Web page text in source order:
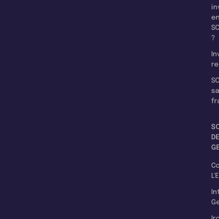
?
DE